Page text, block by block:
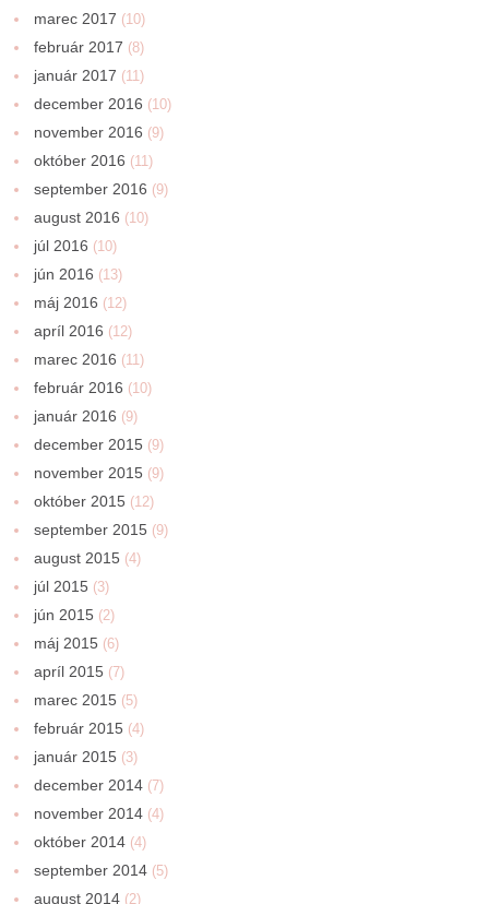
marec 2017 (10)
február 2017 (8)
január 2017 (11)
december 2016 (10)
november 2016 (9)
október 2016 (11)
september 2016 (9)
august 2016 (10)
júl 2016 (10)
jún 2016 (13)
máj 2016 (12)
apríl 2016 (12)
marec 2016 (11)
február 2016 (10)
január 2016 (9)
december 2015 (9)
november 2015 (9)
október 2015 (12)
september 2015 (9)
august 2015 (4)
júl 2015 (3)
jún 2015 (2)
máj 2015 (6)
apríl 2015 (7)
marec 2015 (5)
február 2015 (4)
január 2015 (3)
december 2014 (7)
november 2014 (4)
október 2014 (4)
september 2014 (5)
august 2014 (2)